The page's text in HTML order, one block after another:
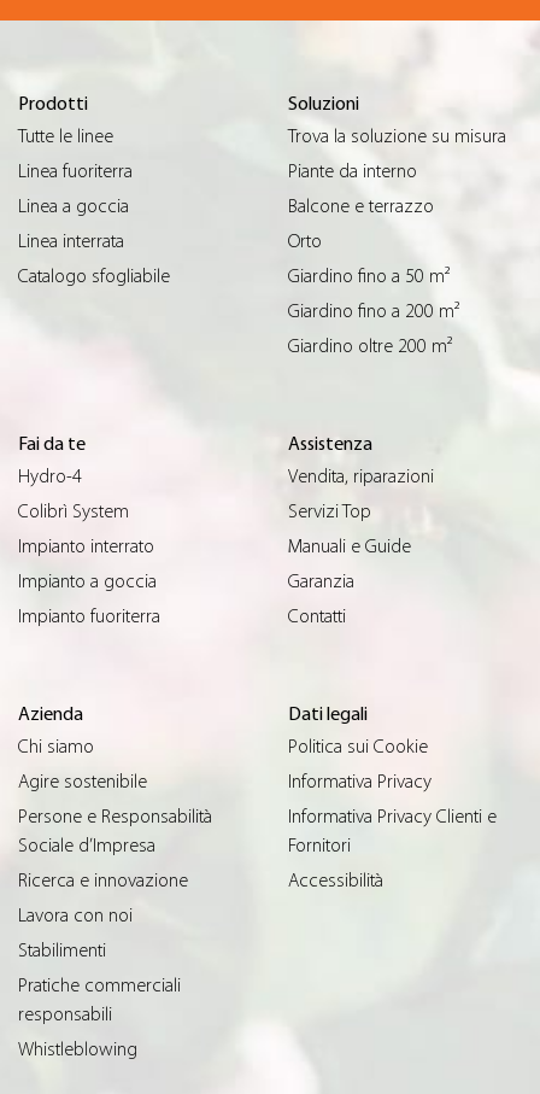
Prodotti
Tutte le linee
Linea fuoriterra
Linea a goccia
Linea interrata
Catalogo sfogliabile
Soluzioni
Trova la soluzione su misura
Piante da interno
Balcone e terrazzo
Orto
Giardino fino a 50 m²
Giardino fino a 200 m²
Giardino oltre 200 m²
Fai da te
Hydro-4
Colibrì System
Impianto interrato
Impianto a goccia
Impianto fuoriterra
Assistenza
Vendita, riparazioni
Servizi Top
Manuali e Guide
Garanzia
Contatti
Azienda
Chi siamo
Agire sostenibile
Persone e Responsabilità
Sociale d’Impresa
Ricerca e innovazione
Lavora con noi
Stabilimenti
Pratiche commerciali
responsabili
Whistleblowing
Dati legali
Politica sui Cookie
Informativa Privacy
Informativa Privacy Clienti e
Fornitori
Accessibilità